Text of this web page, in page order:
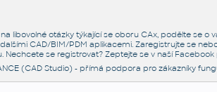
libovolné otázky týkající se oboru CAx, podělte se o
dalšími CAD/BIM/PDM aplikacemi. Zaregistrujte se
. Nechcete se registrovat? Zeptejte se v naší
(CAD Studio) - přímá podpora pro zákazníky